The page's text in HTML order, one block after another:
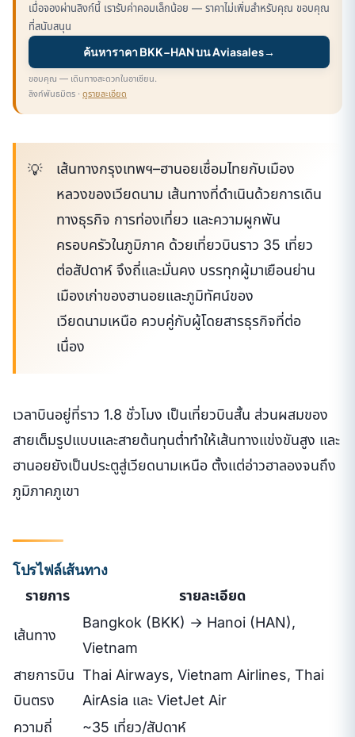
เมื่อจองผ่านลิงก์นี้ เรารับค่าคอมเล็กน้อย — ราคาไม่เพิ่มสำหรับคุณ ขอบคุณ
ที่สนับสนุน
ค้นหาราคา BKK–HAN บน Aviasales→
ขอบคุณ — เดินทางสะดวกในอาเซียน.
ลิงก์พันธมิตร · ดูรายละเอียด
เส้นทางกรุงเทพฯ–ฮานอยเชื่อมไทยกับเมือง
หลวงของเวียดนาม เส้นทางที่ดำเนินด้วยการเดิน
ทางธุรกิจ การท่องเที่ยว และความผูกพัน
ครอบครัวในภูมิภาค ด้วยเที่ยวบินราว 35 เที่ยว
ต่อสัปดาห์ จึงถี่และมั่นคง บรรทุกผู้มาเยือนย่าน
เมืองเก่าของฮานอยและภูมิทัศน์ของ
เวียดนามเหนือ ควบคู่กับผู้โดยสารธุรกิจที่ต่อ
เนื่อง
เวลาบินอยู่ที่ราว 1.8 ชั่วโมง เป็นเที่ยวบินสั้น ส่วนผสมของ
สายเต็มรูปแบบและสายต้นทุนต่ำทำให้เส้นทางแข่งขันสูง และ
ฮานอยยังเป็นประตูสู่เวียดนามเหนือ ตั้งแต่อ่าวฮาลองจนถึง
ภูมิภาคภูเขา
โปรไฟล์เส้นทาง
รายการ รายละเอียด
เส้นทาง
Bangkok (BKK) → Hanoi (HAN),
Vietnam
สายการบิน
บินตรง
Thai Airways, Vietnam Airlines, Thai
AirAsia และ VietJet Air
ความถี่
~35 เที่ยว/สัปดาห์